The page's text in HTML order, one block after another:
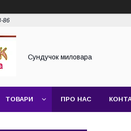
86
Сундучок миловара
ТОВАРИ ПРО НАС